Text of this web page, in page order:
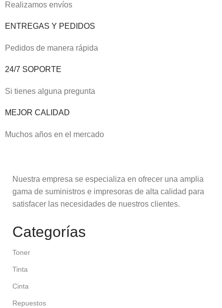
Realizamos envíos
ENTREGAS Y PEDIDOS
Pedidos de manera rápida
24/7 SOPORTE
Si tienes alguna pregunta
MEJOR CALIDAD
Muchos años en el mercado
Nuestra empresa se especializa en ofrecer una amplia
gama de suministros e impresoras de alta calidad para
satisfacer las necesidades de nuestros clientes.
Categorías
Toner
Tinta
Cinta
Repuestos